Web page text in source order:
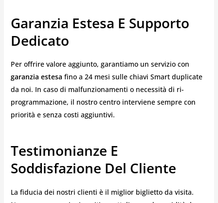
Garanzia Estesa E Supporto
Dedicato
Per offrire valore aggiunto, garantiamo un servizio con
garanzia estesa fino a 24 mesi sulle chiavi Smart duplicate
da noi. In caso di malfunzionamenti o necessità di ri-
programmazione, il nostro centro interviene sempre con
priorità e senza costi aggiuntivi.
Testimonianze E
Soddisfazione Del Cliente
La fiducia dei nostri clienti è il miglior biglietto da visita.